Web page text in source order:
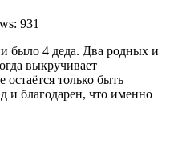
931
было 4 деда. Два родных и
выкручивает
только быть
и благодарен, что именно